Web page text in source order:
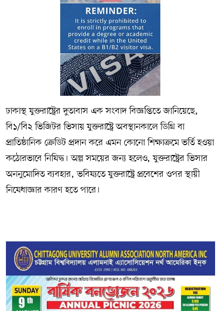
ঢাকাস্থ যুক্তরাষ্ট্রের দুতাবাস এক সংবাদ বিজ্ঞপ্তিতে জানিয়েছে,
বি১/বি২ ভিজিটর ভিসায় যুক্তরাষ্ট্রে অবস্থানকালে ডিগ্রি বা
প্রাতিষ্ঠানিক ক্রেডিট প্রদান করে এমন কোনো শিক্ষাক্রমে ভর্তি হওয়া
কঠোরভাবে নিষিদ্ধ। অল্প সময়ের জন্য হলেও, যুক্তরাষ্ট্রের ভিসার
অননুমোদিত ব্যবহার, ভবিষ্যতে যুক্তরাষ্ট্রে প্রবেশের ওপর স্থায়ী
নিষেধাজ্ঞার কারণ হতে পারে।